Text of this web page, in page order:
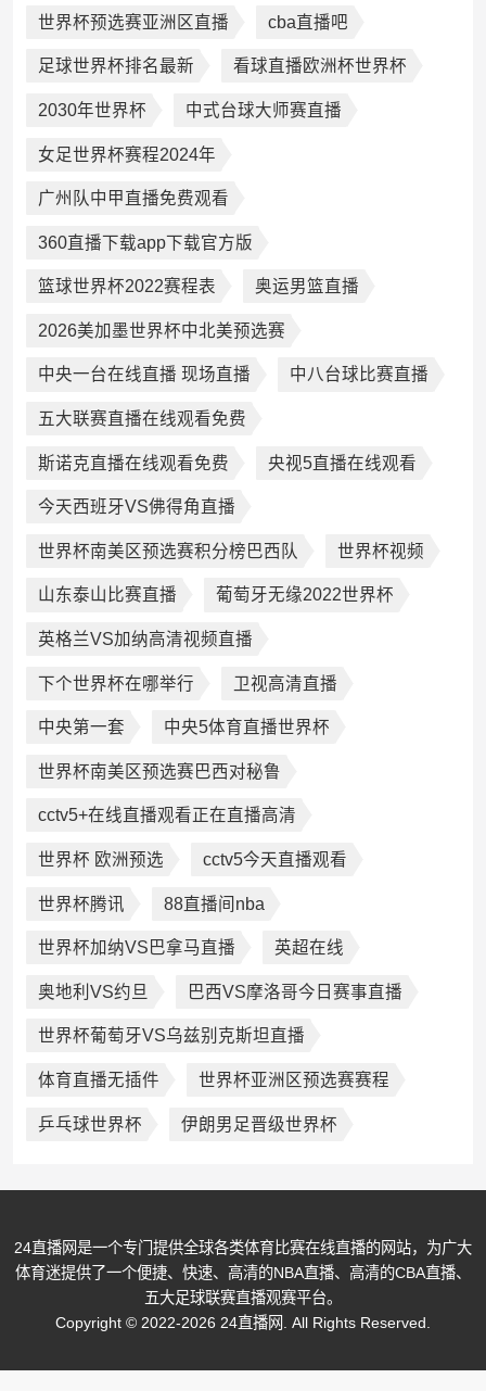
世界杯预选赛亚洲区直播 cba直播吧
足球世界杯排名最新 看球直播欧洲杯世界杯
2030年世界杯 中式台球大师赛直播
女足世界杯赛程2024年
广州队中甲直播免费观看
360直播下载app下载官方版
篮球世界杯2022赛程表 奥运男篮直播
2026美加墨世界杯中北美预选赛
中央一台在线直播 现场直播 中八台球比赛直播
五大联赛直播在线观看免费
斯诺克直播在线观看免费 央视5直播在线观看
今天西班牙VS佛得角直播
世界杯南美区预选赛积分榜巴西队 世界杯视频
山东泰山比赛直播 葡萄牙无缘2022世界杯
英格兰VS加纳高清视频直播
下个世界杯在哪举行 卫视高清直播
中央第一套 中央5体育直播世界杯
世界杯南美区预选赛巴西对秘鲁
cctv5+在线直播观看正在直播高清
世界杯 欧洲预选 cctv5今天直播观看
世界杯腾讯 88直播间nba
世界杯加纳VS巴拿马直播 英超在线
奥地利VS约旦 巴西VS摩洛哥今日赛事直播
世界杯葡萄牙VS乌兹别克斯坦直播
体育直播无插件 世界杯亚洲区预选赛赛程
乒乓球世界杯 伊朗男足晋级世界杯
24直播网是一个专门提供全球各类体育比赛在线直播的网站，为广大
体育迷提供了一个便捷、快速、高清的NBA直播、高清的CBA直播、
五大足球联赛直播观赛平台。
Copyright © 2022-2026 24直播网. All Rights Reserved.